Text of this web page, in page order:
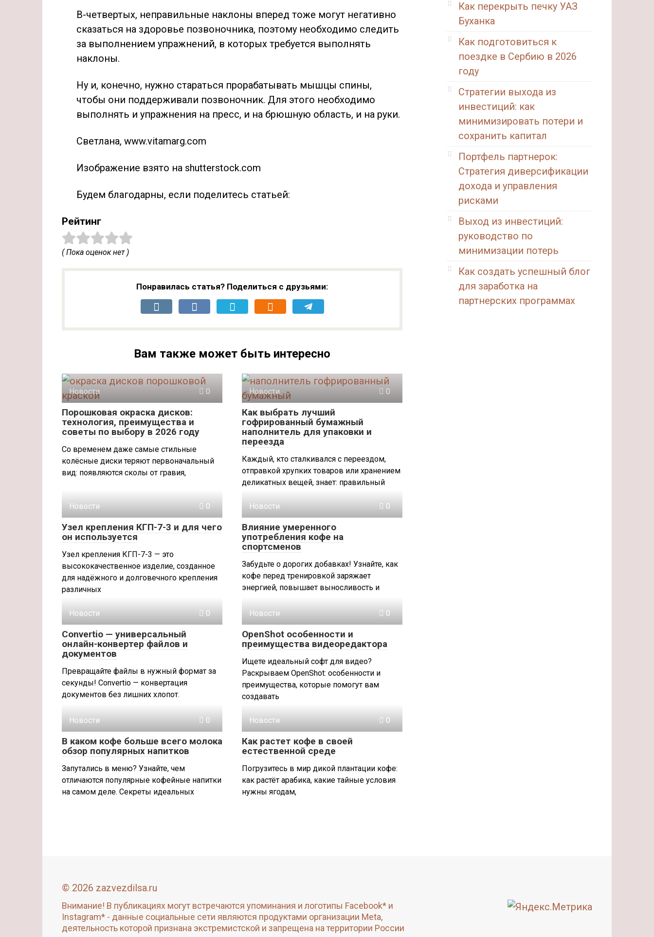
В-четвертых, неправильные наклоны вперед тоже могут негативно
сказаться на здоровье позвоночника, поэтому необходимо следить
за выполнением упражнений, в которых требуется выполнять
наклоны.
Ну и, конечно, нужно стараться прорабатывать мышцы спины,
чтобы они поддерживали позвоночник. Для этого необходимо
выполнять и упражнения на пресс, и на брюшную область, и на руки.
Светлана, www.vitamarg.com
Изображение взято на shutterstock.com
Будем благодарны, если поделитесь статьей:
Рейтинг
( Пока оценок нет )
Понравилась статья? Поделиться с друзьями:
Вам также может быть интересно
Новости 0
Порошковая окраска дисков:
технология, преимущества и
советы по выбору в 2026 году
Со временем даже самые стильные
колёсные диски теряют первоначальный
вид: появляются сколы от гравия,
Новости 0
Как выбрать лучший
гофрированный бумажный
наполнитель для упаковки и
переезда
Каждый, кто сталкивался с переездом,
отправкой хрупких товаров или хранением
деликатных вещей, знает: правильный
Новости 0
Узел крепления КГП-7-3 и для чего
он используется
Узел крепления КГП-7-3 — это
высококачественное изделие, созданное
для надёжного и долговечного крепления
различных
Новости 0
Влияние умеренного
употребления кофе на
спортсменов
Забудьте о дорогих добавках! Узнайте, как
кофе перед тренировкой заряжает
энергией, повышает выносливость и
Новости 0
Convertio — универсальный
онлайн-конвертер файлов и
документов
Превращайте файлы в нужный формат за
секунды! Convertio — конвертация
документов без лишних хлопот.
Новости 0
OpenShot особенности и
преимущества видеоредактора
Ищете идеальный софт для видео?
Раскрываем OpenShot: особенности и
преимущества, которые помогут вам
создавать
Новости 0
В каком кофе больше всего молока
обзор популярных напитков
Запутались в меню? Узнайте, чем
отличаются популярные кофейные напитки
на самом деле. Секреты идеальных
Новости 0
Как растет кофе в своей
естественной среде
Погрузитесь в мир дикой плантации кофе:
как растёт арабика, какие тайные условия
нужны ягодам,
Как перекрыть печку УАЗ
Буханка
Как подготовиться к
поездке в Сербию в 2026
году
Стратегии выхода из
инвестиций: как
минимизировать потери и
сохранить капитал
Портфель партнерок:
Стратегия диверсификации
дохода и управления
рисками
Выход из инвестиций:
руководство по
минимизации потерь
Как создать успешный блог
для заработка на
партнерских программах
© 2026 zazvezdilsa.ru
Внимание! В публикациях могут встречаются упоминания и логотипы Facebook* и
Instagram* - данные социальные сети являются продуктами организации Meta,
деятельность которой признана экстремистской и запрещена на территории России